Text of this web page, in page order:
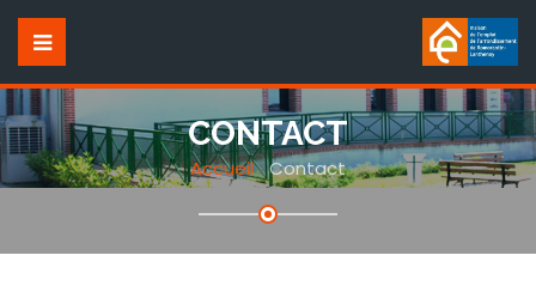
CONTACT
Accueil Contact